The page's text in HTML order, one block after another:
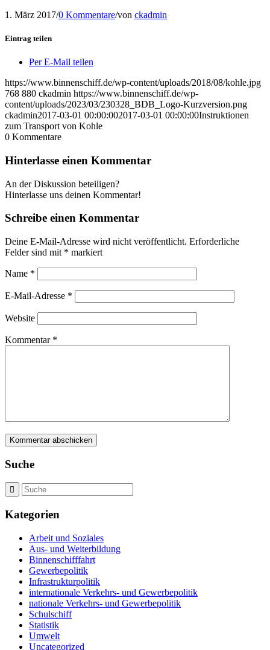
1. März 2017/0 Kommentare/von ckadmin
Eintrag teilen
Per E-Mail teilen
https://www.binnenschiff.de/wp-content/uploads/2018/08/kohle.jpg
768 880 ckadmin https://www.binnenschiff.de/wp-
content/uploads/2023/03/230328_BDB_Logo-Kurzversion.png
ckadmin2017-03-01 00:00:002017-03-01 00:00:00Instruktionen
zum Transport von Kohle
0 Kommentare
Hinterlasse einen Kommentar
An der Diskussion beteiligen?
Hinterlasse uns deinen Kommentar!
Schreibe einen Kommentar
Deine E-Mail-Adresse wird nicht veröffentlicht. Erforderliche
Felder sind mit * markiert
Name *
E-Mail-Adresse *
Website
Kommentar *
Suche
Kategorien
Arbeit und Soziales
Aus- und Weiterbildung
Binnenschifffahrt
Gewerbepolitik
Infrastrukturpolitik
internationale Verkehrs- und Gewerbepolitik
nationale Verkehrs- und Gewerbepolitik
Schulschiff
Statistik
Umwelt
Uncategorized